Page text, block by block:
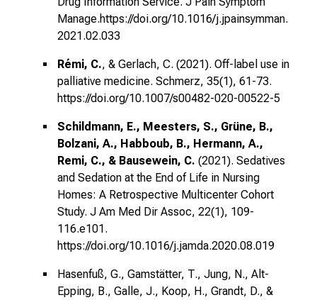
Manage.https://doi.org/10.1016/j.jpainsymman.
2021.02.033
Rémi, C., & Gerlach, C. (2021). Off-label use in
palliative medicine. Schmerz, 35(1), 61-73.
https://doi.org/10.1007/s00482-020-00522-5
Schildmann, E., Meesters, S., Grüne, B.,
Bolzani, A., Habboub, B., Hermann, A.,
Remi, C., & Bausewein, C. (2021). Sedatives
and Sedation at the End of Life in Nursing
Homes: A Retrospective Multicenter Cohort
Study. J Am Med Dir Assoc, 22(1), 109-
116.e101.
https://doi.org/10.1016/j.jamda.2020.08.019
Hasenfuß, G., Gamstätter, T., Jung, N., Alt-
Epping, B., Galle, J., Koop, H., Grandt, D., &